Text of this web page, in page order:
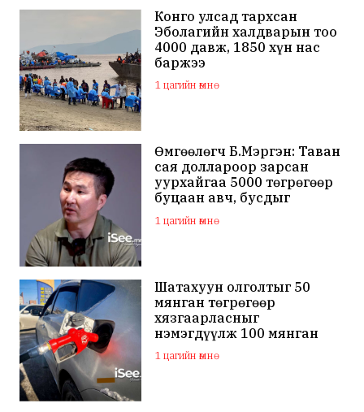
Конго улсад тархсан
Эболагийн халдварын тоо
4000 давж, 1850 хүн нас
баржээ
1 цагийн өмнө
Өмгөөлөгч Б.Мэргэн: Таван
сая доллароор зарсан
уурхайгаа 5000 төгрөгөөр
буцаан авч, бусдыг
залилсан Ө.Ганзоригийн
өмгөөлөгч ёс зүйгүйгээр
1 цагийн өмнө
Шатахуун олголтыг 50
мянган төгрөгөөр
хязгаарласныг
нэмэгдүүлж 100 мянган
төгрөгт хүргэхээр судалж
байна
1 цагийн өмнө